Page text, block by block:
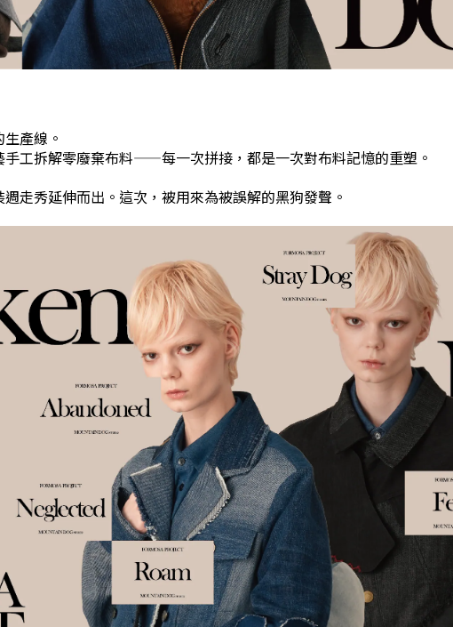
產線。
工拆解零廢棄布料——每一次拼接，都是一次對布料記憶的重塑。
走秀延伸而出。這次，被用來為被誤解的黑狗發聲。